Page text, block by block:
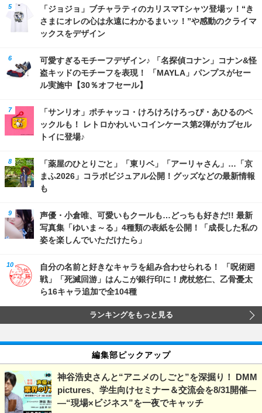
「ジョジョ」ブチャラティのカリスマTシャツ登場ッ！“き
さまにオレの心は永遠にわかるまいッ！”や感動のクライマ
ックスをデザイン
可愛すぎるモチーフデザイン♪ 「名探偵コナン」コナン&怪
盗キッドのモチーフを表現！ 「MAYLA」パンプスがセー
ル実施中【30％オフセール】
「サンリオ」ポチャッコ・けろけろけろっぴ・あひるのペ
ックルも！ レトロかわいいコインケース第2弾がカプセル
トイに登場♪
「薬屋のひとりごと」「東リベ」「アーリャさん」…「京
まふ2026」コラボビジュアル公開！グッズなどの最新情報
も
声優・小倉唯、可愛いもクールも…どっちも好きだ!! 最新
写真集「ゆいま～る」4種類の表紙を公開！「成長した私の
姿を楽しんでいただけたら」
自分の名前と好きなキャラを組み合わせられる！ 「呪術廻
戦」「死滅回游」はんこが銀行印に！虎杖悠仁、乙骨憂太
ら16キャラ追加で全104種
ランキングをもっと見る
編集部ピックアップ
神谷浩史さんと“アニメのしごと”を深掘り！ DMM
pictures、学生向けセミナー＆交流会を8/31開催―
―“現場×ビジネス”を一夜でキャッチ